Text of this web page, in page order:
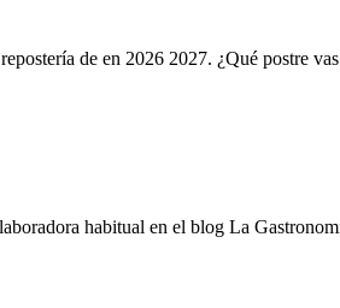
de en 2026 2027. ¿Qué postre
habitual en el blog La